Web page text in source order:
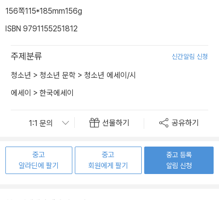
156쪽115*185mm156g
ISBN 9791155251812
주제분류 신간알림 신청
청소년 > 청소년 문학 > 청소년 에세이/시
에세이 > 한국에세이
선물하기 공유하기
중고
알라딘에 팔기
중고
회원에게 팔기
중고 등록
알림 신청